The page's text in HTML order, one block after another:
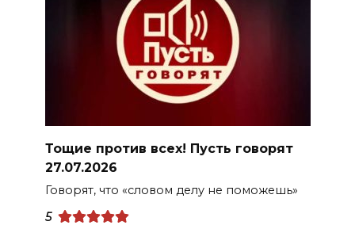
Тощие против всех! Пусть говорят
27.07.2026
Говорят, что «словом делу не поможешь»
5